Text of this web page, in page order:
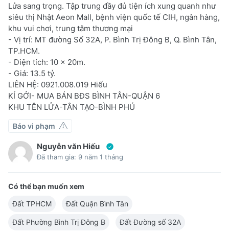
Lửa sang trọng. Tập trung đầy đủ tiện ích xung quanh như
siêu thị Nhật Aeon Mall, bệnh viện quốc tế CIH, ngân hàng,
khu vui chơi, trung tâm thương mại
- Vị trí: MT đường Số 32A, P. Bình Trị Đông B, Q. Bình Tân,
TP.HCM.
- Diện tích: 10 x 20m.
- Giá: 13.5 tỷ.
LIÊN HỆ: 0921.008.019 Hiếu
KÍ GỞI- MUA BÁN BĐS BÌNH TÂN-QUẬN 6
KHU TÊN LỬA-TÂN TẠO-BÌNH PHÚ
Báo vi phạm
Nguyễn văn Hiếu
Đã tham gia: 9 năm 1 tháng
Có thể bạn muốn xem
Đất TPHCM
Đất Quận Bình Tân
Đất Phường Bình Trị Đông B Đất Đường số 32A